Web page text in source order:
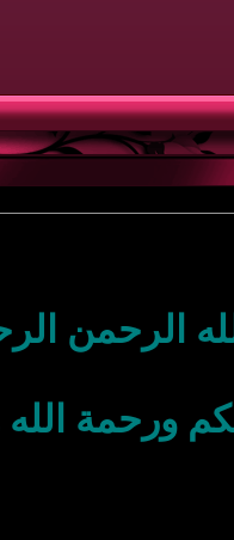
الرحمن
ورحمة الله